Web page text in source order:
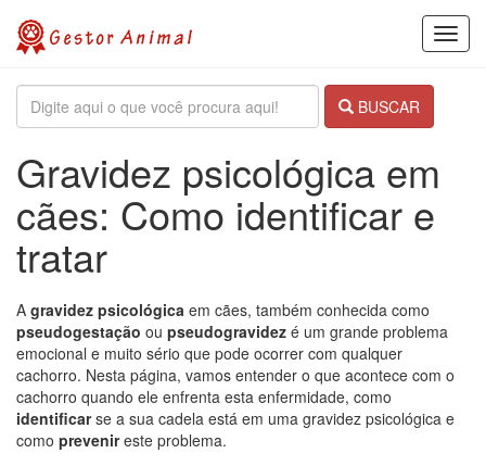
BUSCAR
Gravidez psicológica em
cães: Como identificar e
tratar
A gravidez psicológica em cães, também conhecida como
pseudogestação ou pseudogravidez é um grande problema
emocional e muito sério que pode ocorrer com qualquer
cachorro. Nesta página, vamos entender o que acontece com o
cachorro quando ele enfrenta esta enfermidade, como
identificarse a sua cadela está em uma gravidez psicológica e
como prevenireste problema.